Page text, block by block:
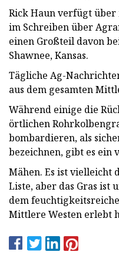
Rick Haun verfügt über
im Schreiben über
einen Großteil davon
Shawnee, Kansas.
Tägliche Ag-
aus dem gesamten
Während einige die
örtlichen
bombardieren, als
bezeichnen, gibt es ein
Mähen. Es ist vielleicht
Liste, aber das Gras ist
dem
Mittlere Westen erlebt